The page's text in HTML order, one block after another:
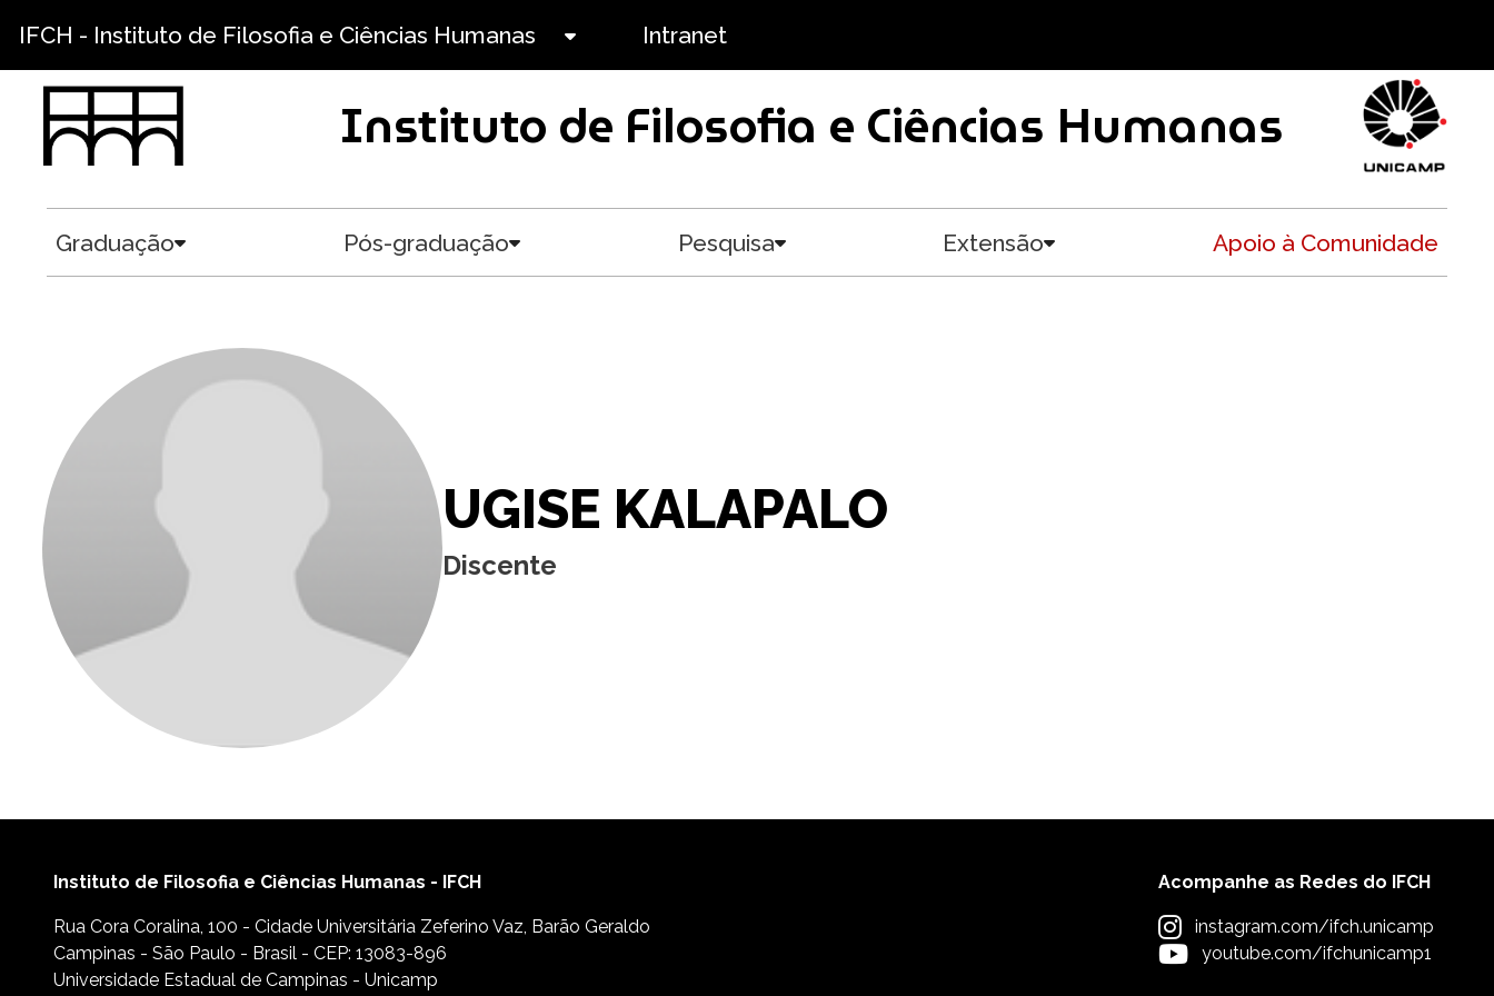
IFCH - Instituto de Filosofia e Ciências Humanas Intranet
Instituto de Filosofia e Ciências Humanas
Graduação Pós-graduação Pesquisa Extensão Apoio à Comunidade
UGISE KALAPALO
Discente
Instituto de Filosofia e Ciências Humanas - IFCH
Rua Cora Coralina, 100 - Cidade Universitária Zeferino Vaz, Barão Geraldo
Campinas - São Paulo - Brasil - CEP: 13083-896
Universidade Estadual de Campinas - Unicamp
Acompanhe as Redes do IFCH
instagram.com/ifch.unicamp
youtube.com/ifchunicamp1